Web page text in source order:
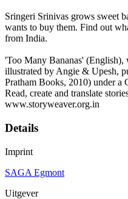
Sringeri Srinivas grows sweet
wants to buy them. Find out
from India.
'Too Many Bananas'
illustrated by Angie & Upesh,
Pratham Books, 2010) under a
Read, create and translate
www.storyweaver.org.in
Details
Imprint
SAGA Egmont
Uitgever